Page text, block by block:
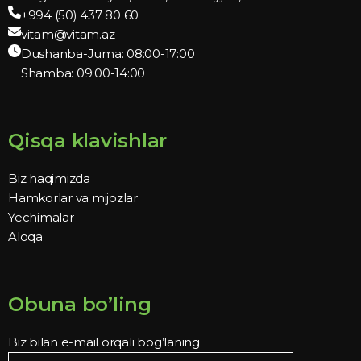
+994 (50) 437 80 60
vitam@vitam.az
Dushanba-Juma: 08:00-17:00
Shamba: 09:00-14:00
Qisqa klavishlar
Biz haqimizda
Hamkorlar va mijozlar
Yechimalar
Aloqa
Obuna bo’ling
Biz bilan e-mail orqali bog’laning